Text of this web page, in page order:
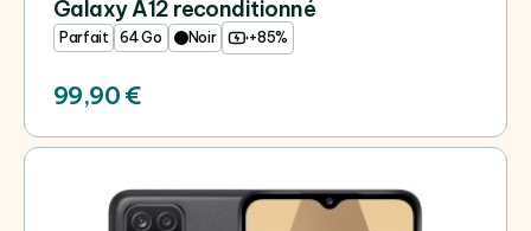
Galaxy A12 reconditionné
64 Go
Parfait Noir +85%
99,90 €